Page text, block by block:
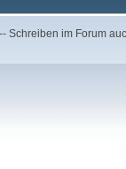
Schreiben im Forum